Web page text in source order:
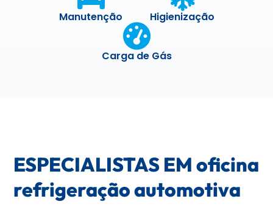
Manutenção Higienização
Carga de Gás
ESPECIALISTAS EM oficina
refrigeração automotiva